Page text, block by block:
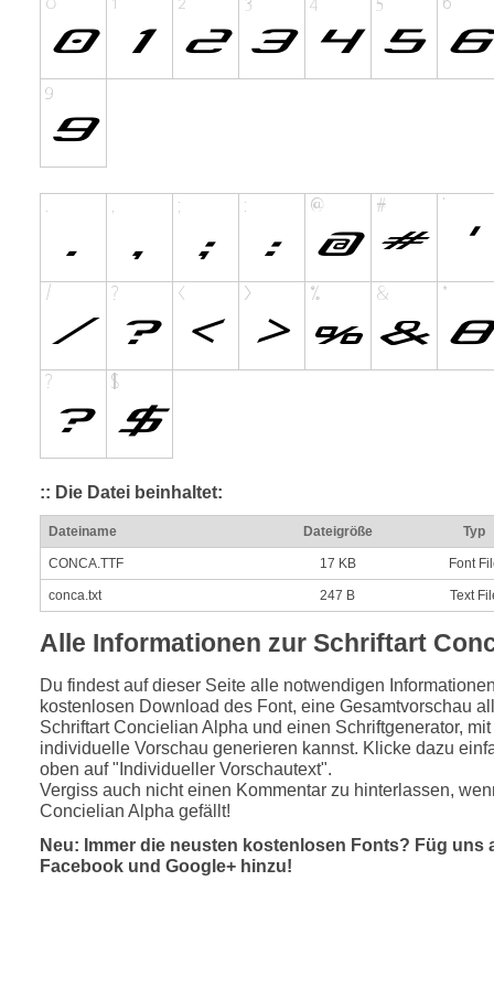
:: Die Datei beinhaltet:
Dateiname Dateigröße Typ
CONCA.TTF 17 KB Font
conca.txt 247 B Text
Alle Informationen zur Schriftart
Du findest auf dieser Seite alle notwendigen
kostenlosen Download des Font, eine Gesamtvorschau
Schriftart Concielian Alpha und einen Schriftgenerator,
individuelle Vorschau generieren kannst. Klicke dazu
oben auf "Individueller Vorschautext".
Vergiss auch nicht einen Kommentar zu hinterlassen,
Concielian Alpha gefällt!
Neu: Immer die neusten kostenlosen Fonts? Füg uns
Facebook und Google+ hinzu!